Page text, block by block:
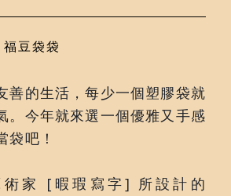
豆袋袋
善的生活，每少一個塑膠袋就
。今年就來選一個優雅又手感
袋吧！
術家 [暇瑕 寫字] 所設計的